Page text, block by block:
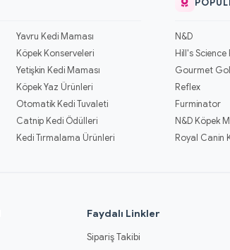
Yavru Kedi Maması
Köpek Konserveleri
Yetişkin Kedi Maması
Köpek Yaz Ürünleri
Otomatik Kedi Tuvaleti
Catnip Kedi Ödülleri
Kedi Tırmalama Ürünleri
N&D
Hill's Science
Gourmet
Reflex
Furminator
N&D Köpek
Faydalı Linkler
Sipariş Takibi